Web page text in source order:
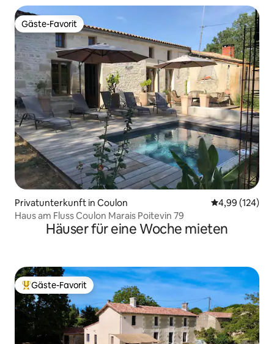
Gäste-Favorit
Gäste-Favorit
Privatunterkunft in Coulon
4,99 (124)
Haus am Fluss Coulon Marais Poitevin 79
Häuser für eine Woche mieten
Beliebter Gäste-Favorit.
Gäste-Favorit